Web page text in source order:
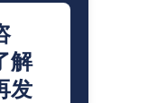
解
发